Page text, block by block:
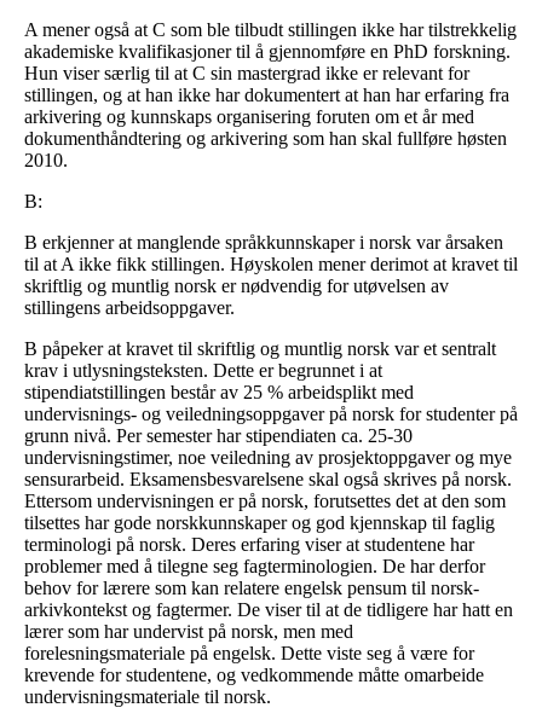
A mener også at C som ble tilbudt stillingen ikke har tilstrekkelig
akademiske kvalifikasjoner til å gjennomføre en PhD forskning.
Hun viser særlig til at C sin mastergrad ikke er relevant for
stillingen, og at han ikke har dokumentert at han har erfaring fra
arkivering og kunnskaps organisering foruten om et år med
dokumenthåndtering og arkivering som han skal fullføre høsten
2010.
B:
B erkjenner at manglende språkkunnskaper i norsk var årsaken
til at A ikke fikk stillingen. Høyskolen mener derimot at kravet til
skriftlig og muntlig norsk er nødvendig for utøvelsen av
stillingens arbeidsoppgaver.
B påpeker at kravet til skriftlig og muntlig norsk var et sentralt
krav i utlysningsteksten. Dette er begrunnet i at
stipendiatstillingen består av 25 % arbeidsplikt med
undervisnings- og veiledningsoppgaver på norsk for studenter på
grunn nivå. Per semester har stipendiaten ca. 25-30
undervisningstimer, noe veiledning av prosjektoppgaver og mye
sensurarbeid. Eksamensbesvarelsene skal også skrives på norsk.
Ettersom undervisningen er på norsk, forutsettes det at den som
tilsettes har gode norskkunnskaper og god kjennskap til faglig
terminologi på norsk. Deres erfaring viser at studentene har
problemer med å tilegne seg fagterminologien. De har derfor
behov for lærere som kan relatere engelsk pensum til norsk-
arkivkontekst og fagtermer. De viser til at de tidligere har hatt en
lærer som har undervist på norsk, men med
forelesningsmateriale på engelsk. Dette viste seg å være for
krevende for studentene, og vedkommende måtte omarbeide
undervisningsmateriale til norsk.